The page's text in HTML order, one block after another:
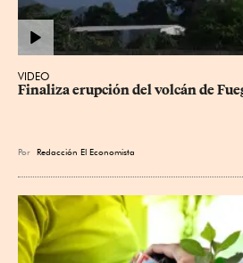
VIDEO
Finaliza erupción del volcán de
Por Redacción El Economista